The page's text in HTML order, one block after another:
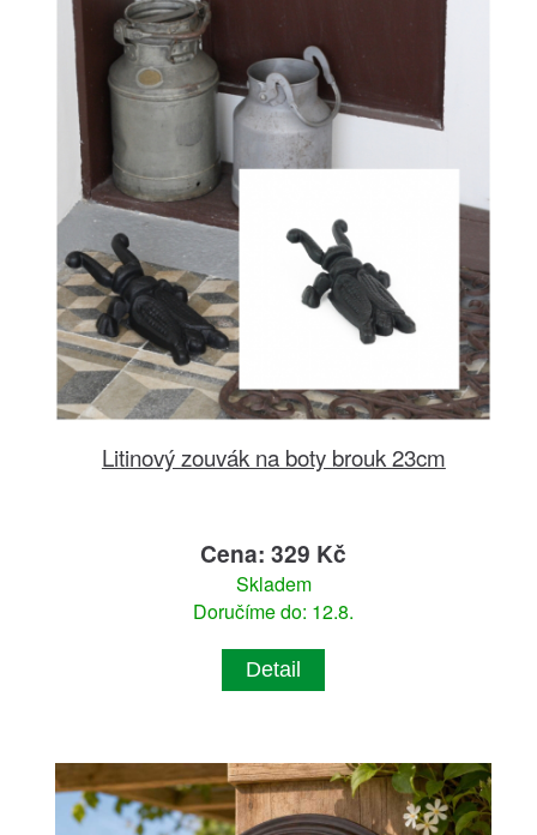
Litinový zouvák na boty brouk 23cm
Cena: 329 Kč
Skladem
Doručíme do: 12.8.
Detail